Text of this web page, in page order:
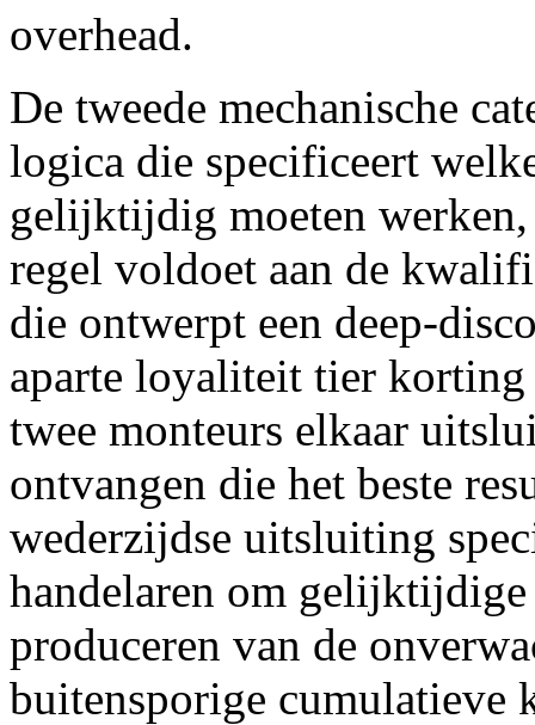
overhead.
De tweede mechanische
logica die specificeert
gelijktijdig moeten
regel voldoet aan de
die ontwerpt een deep-
aparte loyaliteit tier
twee monteurs elkaar
ontvangen die het beste
wederzijdse uitsluiting
handelaren om gelijktijdige
produceren van de
buitensporige cumulatieve